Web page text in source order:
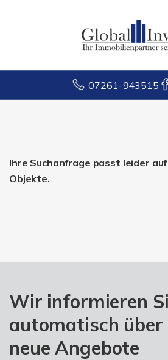
07261-943515
Ihre Suchanfrage passt leider
Objekte.
Wir informieren
automatisch über
neue Angebote